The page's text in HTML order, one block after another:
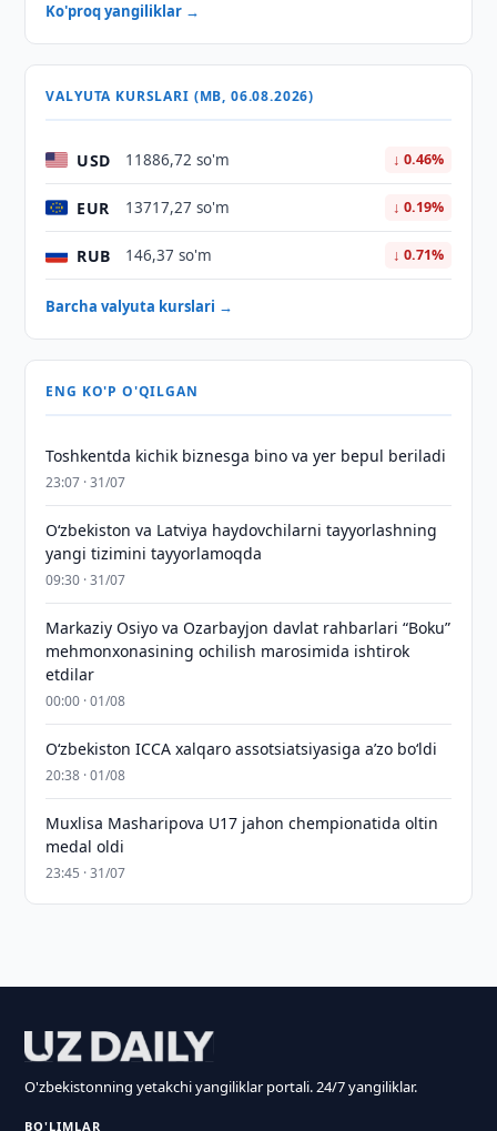
Ko'proq yangiliklar →
VALYUTA KURSLARI (MB, 06.08.2026)
USD 11886,72 so'm ↓ 0.46%
EUR 13717,27 so'm ↓ 0.19%
RUB 146,37 so'm ↓ 0.71%
Barcha valyuta kurslari →
ENG KO'P O'QILGAN
Toshkentda kichik biznesga bino va yer bepul beriladi
23:07 · 31/07
Oʻzbekiston va Latviya haydovchilarni tayyorlashning
yangi tizimini tayyorlamoqda
09:30 · 31/07
Markaziy Osiyo va Ozarbayjon davlat rahbarlari “Boku”
mehmonxonasining ochilish marosimida ishtirok
etdilar
00:00 · 01/08
O‘zbekiston ICCA xalqaro assotsiatsiyasiga aʼzo bo‘ldi
20:38 · 01/08
Muxlisa Masharipova U17 jahon chempionatida oltin
medal oldi
23:45 · 31/07
O'zbekistonning yetakchi yangiliklar portali. 24/7 yangiliklar.
BO'LIMLAR